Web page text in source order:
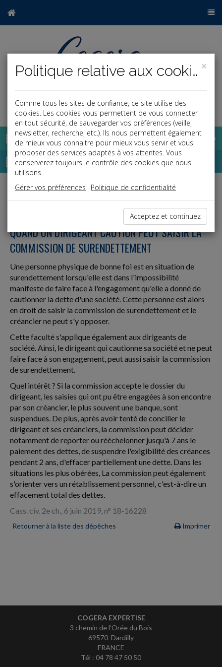
a
Base documentaire
Dépêches
j a b
Vie des affaires
QUAND UN DIRIGEANT CAUTION PEUT SAISIR LA
COMMISSION DE SURENDETTEMENT
Une personne physique de bonne foi est en situation de
surendettement lorsqu'elle est dans l'impossibilité
manifeste de faire face à l'engagement qu'elle a donné de
cautionner la dette d'une société. Cette personne est alors
en droit de saisir la commission de surendettement et le
créancier ne peut s'y opposer.
Cette faculté s'applique également aux dirigeants de
société. Ainsi, le dirigeant qui cautionne sa société et ne peut
faire face à son engagement, peut aussi saisir la commission
de surendettement.
Quel intérêt ? Si la commission accepte le dossier du
dirigeant, les saisies qui ont pu être engagées à son encontre
par son créancier, le plus souvent une banque, sont
suspendues. De plus, après avoir tenté de concilier le
dirigeant et ses créanciers, la commission peut décider
notamment de reporter ou rééchelonner jusqu'à 7 ans le
paiement des dettes, de suspendre l'exigibilité des créances
pendant 2 ans, d'effacer partiellement une dette. Dans les
situations les plus obérées, La commission peut également
s'orienter vers un rétablissement personnel, c'est-à-dire un
effacement total des dettes.
Cass. civ. 2e ch., 6 juin 2019, n° 18-16228
Retourner à la liste des dépêches Imprimer
COGERA EXPERTISE
3 chemin de l’Orée du Bois
69570 Dardilly
FRANCE
Tél : 04 78 47 50 50
×
Politique relative aux cookies
Comme tous les sites de confiance, ce site utilise des
cookies. Les cookies vous permettent de vous connecter
en tout sécurité, de sauvegarder vos préférences (veille,
newsletter, recherche, etc.). Ils nous permettent également
de mieux vous connaitre pour mieux vous servir et vous
proposer des services adaptés à vos attentes. Vous
conserverez toujours le contrôle des cookies que nous
utilisons.
Gérer vos préférences
Politique de confidentialité
Acceptez et continuez